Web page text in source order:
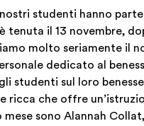
studenti hanno
tenuta il 13 novembre,
molto seriamente il
dedicato al
studenti sul loro
ricca che offre
sono Alannah